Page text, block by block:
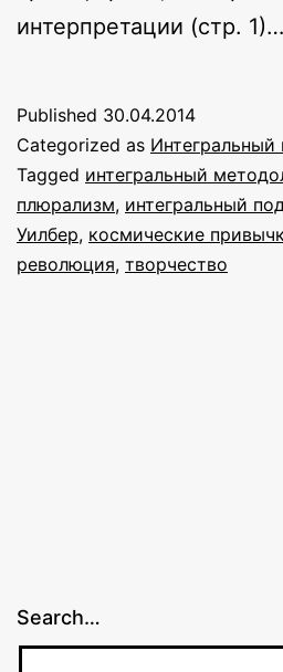
интерпретации (стр. 1)…
Published 30.04.2014
Categorized as Интегральный
Tagged интегральный
плюрализм, интегральный
Уилбер, космические
революция, творчество
Search…